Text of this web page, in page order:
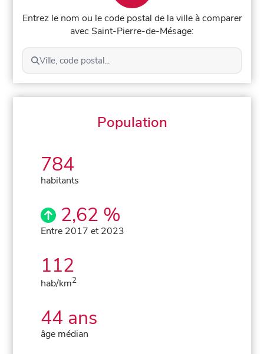
Entrez le nom ou le code postal de la ville à comparer
avec Saint-Pierre-de-Mésage:
Ville, code postal...
Population
784
habitants
2,62 %
Entre 2017 et 2023
112
hab/km2
44 ans
âge médian